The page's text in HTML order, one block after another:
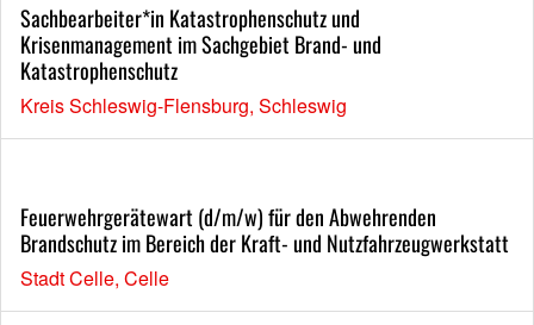
Sachbearbeiter*in Katastrophenschutz und
Krisenmanagement im Sachgebiet Brand- und
Katastrophenschutz
Kreis Schleswig-Flensburg, Schleswig
Feuerwehrgerätewart (d/m/w) für den Abwehrenden
Brandschutz im Bereich der Kraft- und Nutzfahrzeugwerkstatt
Stadt Celle, Celle